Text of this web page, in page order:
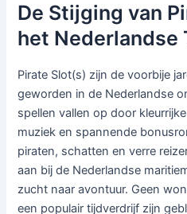
De Stijging van
het
Pirate Slot(s) zijn de voorbije
geworden in de Nederlandse
spellen vallen op door
muziek en spannende
piraten, schatten en verre
aan bij de Nederlandse
zucht naar avontuur. Geen
een populair tijdverdrijf zijn